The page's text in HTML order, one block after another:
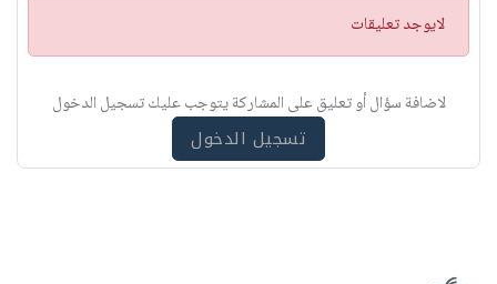
ت
ن
ي
لايوجد تعليقات
لاضافة سؤال أو تعليق على المشاركة يتوجب عليك تسجيل الدخول
تسجيل الدخول